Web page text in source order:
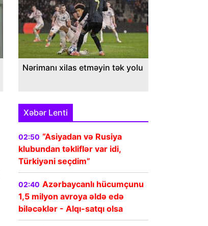
Nərimanı xilas etməyin tək yolu
Xəbər Lenti
02:50 “Asiyadan və Rusiya
klubundan təkliflər var idi,
Türkiyəni seçdim”
02:40 Azərbaycanlı hücumçunu
1,5 milyon avroya əldə edə
biləcəklər - Alqı-satqı olsa